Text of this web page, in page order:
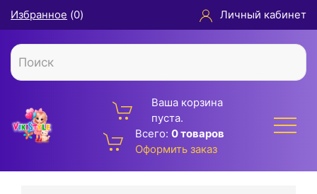
Избранное (0) Личный кабинет
Ваша корзина
пуста.
Всего: 0 товаров
Оформить заказ